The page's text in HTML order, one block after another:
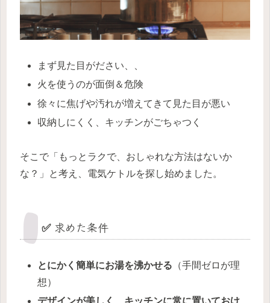
まず見た目がださい、、
火を使うのが面倒＆危険
徐々に焦げや汚れが増えてきて見た目が悪い
収納しにくく、キッチンがごちゃつく
そこで「もっとラクで、おしゃれな方法はないか
な？」と考え、電気ケトルを探し始めました。
✅ 求めた条件
とにかく簡単にお湯を沸かせる （手間ゼロが理
想）
デザインが美しく、キッチンに常に置いておけ